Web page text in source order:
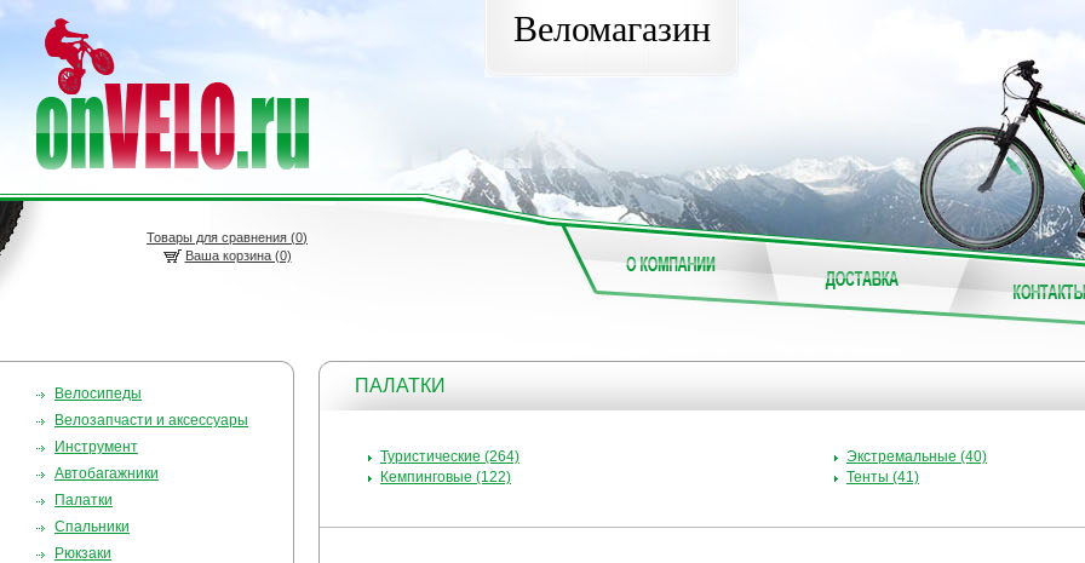
Веломагазин
Товары для сравнения (0)
Ваша корзина (0)
Велосипеды
Велозапчасти и аксессуары
Инструмент
Автобагажники
Палатки
Спальники
Рюкзаки
ПАЛАТКИ
Туристические (264)
Кемпинговые (122)
Экстремальные (40)
Тенты (41)